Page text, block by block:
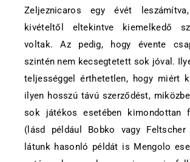
Zeljeznicaros egy évét
kivételtől eltekintve kiemelkedő
voltak. Az pedig, hogy évente
szintén nem kecsegtetett sok jóval.
teljességgel érthetetlen, hogy miért
ilyen hosszú távú szerződést,
sok játékos esetében kimondottan
(lásd például Bobko vagy
látunk hasonló példát is Mengolo